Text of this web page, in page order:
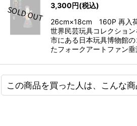
3,300円(税込)
26cm×18cm 160P 再入
世界民芸玩具コレクショ
市にある日本玩具博物館
たフォークアートファン
この商品を買った人は、こんな